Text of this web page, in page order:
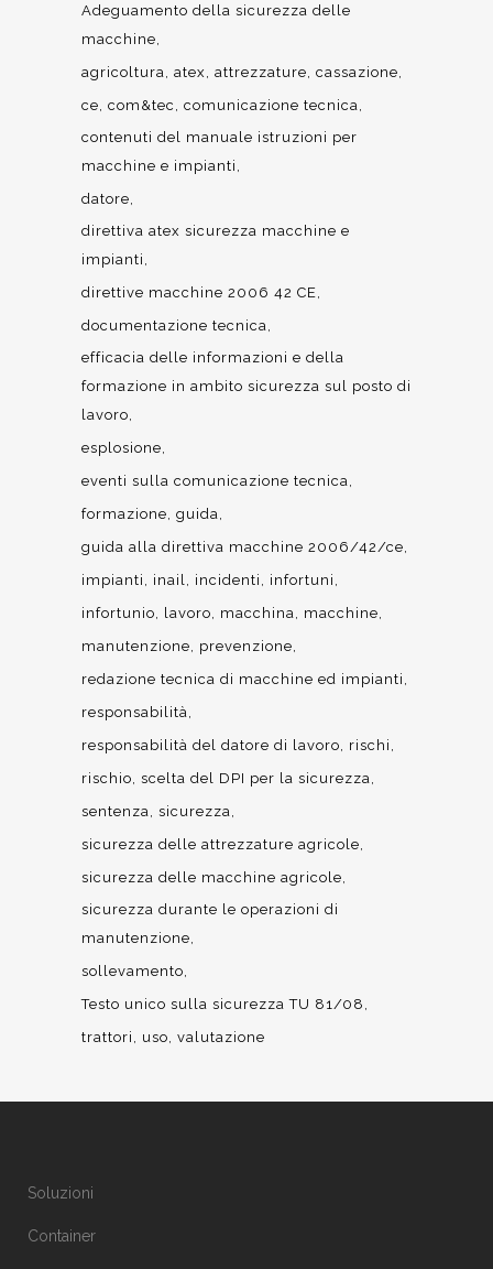
Adeguamento della sicurezza delle
macchine
agricoltura atex attrezzature cassazione
ce com&tec
comunicazione tecnica
contenuti del manuale istruzioni per
macchine e impianti
datore
direttiva atex sicurezza macchine e
impianti
direttive macchine 2006 42 CE
documentazione tecnica
efficacia delle informazioni e della
formazione in ambito sicurezza sul posto di
lavoro
esplosione
eventi sulla comunicazione tecnica
formazione guida
guida alla direttiva macchine 2006/42/ce
impianti
inail incidenti
infortuni
infortunio
lavoro macchina
macchine
manutenzione
prevenzione
redazione tecnica di macchine ed impianti
responsabilità
responsabilità del datore di lavoro
rischi
rischio scelta del DPI per la sicurezza
sentenza sicurezza
sicurezza delle attrezzature agricole
sicurezza delle macchine agricole
sicurezza durante le operazioni di
manutenzione
sollevamento
Testo unico sulla sicurezza TU 81/08
trattori
uso valutazione
Soluzioni
Container